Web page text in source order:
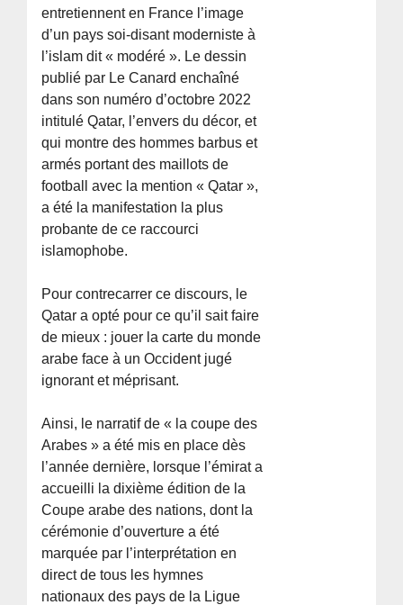
entretiennent en France l’image
d’un pays soi-disant moderniste à
l’islam dit « modéré ». Le dessin
publié par Le Canard enchaîné
dans son numéro d’octobre 2022
intitulé Qatar, l’envers du décor, et
qui montre des hommes barbus et
armés portant des maillots de
football avec la mention « Qatar »,
a été la manifestation la plus
probante de ce raccourci
islamophobe.
Pour contrecarrer ce discours, le
Qatar a opté pour ce qu’il sait faire
de mieux : jouer la carte du monde
arabe face à un Occident jugé
ignorant et méprisant.
Ainsi, le narratif de « la coupe des
Arabes » a été mis en place dès
l’année dernière, lorsque l’émirat a
accueilli la dixième édition de la
Coupe arabe des nations, dont la
cérémonie d’ouverture a été
marquée par l’interprétation en
direct de tous les hymnes
nationaux des pays de la Ligue